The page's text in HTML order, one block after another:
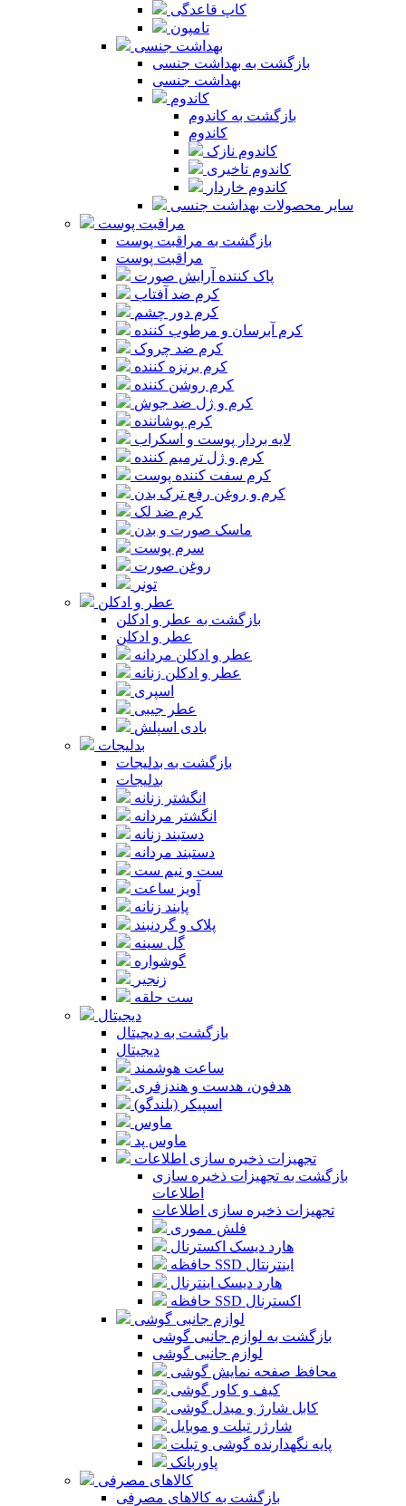
کاپ قاعدگی
تامپون
بهداشت جنسی
بازگشت به بهداشت جنسی
بهداشت جنسی
کاندوم
بازگشت به کاندوم
کاندوم
کاندوم نازک
کاندوم تاخیری
کاندوم خاردار
سایر محصولات بهداشت جنسی
مراقبت پوست
بازگشت به مراقبت پوست
مراقبت پوست
پاک کننده آرایش صورت
کرم ضد آفتاب
کرم دور چشم
کرم آبرسان و مرطوب کننده
کرم ضد چروک
کرم برنزه کننده
کرم روشن کننده
کرم و ژل ضد جوش
کرم پوشاننده
لایه بردار پوست و اسکراب
کرم و ژل ترمیم کننده
کرم سفت کننده پوست
کرم و روغن رفع ترک بدن
کرم ضد لک
ماسک صورت و بدن
سرم پوست
روغن صورت
تونر
عطر و ادکلن
بازگشت به عطر و ادکلن
عطر و ادکلن
عطر و ادکلن مردانه
عطر و ادکلن زنانه
اسپری
عطر جیبی
بادی اسپلش
بدلیجات
بازگشت به بدلیجات
بدلیجات
انگشتر زنانه
انگشتر مردانه
دستبند زنانه
دستبند مردانه
ست و نیم ست
آویز ساعت
پابند زنانه
پلاک و گردنبند
گل سینه
گوشواره
زنجیر
ست حلقه
دیجیتال
بازگشت به دیجیتال
دیجیتال
ساعت هوشمند
هدفون، هدست و هندزفری
اسپیکر (بلندگو)
ماوس
ماوس پد
تجهیزات ذخیره سازی اطلاعات
بازگشت به تجهیزات ذخیره سازی
اطلاعات
تجهیزات ذخیره سازی اطلاعات
فلش مموری
هارد دیسک اکسترنال
حافظه SSD اینترنتال
هارد دیسک اینترنال
حافظه SSD اکسترنال
لوازم جانبی گوشی
بازگشت به لوازم جانبی گوشی
لوازم جانبی گوشی
محافظ صفحه نمایش گوشی
کیف و کاور گوشی
کابل شارژ و مبدل گوشی
شارژر تبلت و موبایل
پایه نگهدارنده گوشی و تبلت
پاوربانک
کالاهای مصرفی
بازگشت به کالاهای مصرفی